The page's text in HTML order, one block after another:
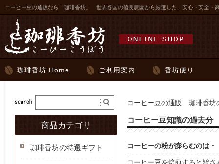
コーヒー豆の通販なら「珈琲香坊」 世界各国の優良農園から厳選した、安心・安全・
珈琲香坊 Home ご利用案内 香坊便り
コーヒー豆の通販 珈琲香坊
コーヒー豆知識の過去分
コーヒーの粉が膨らむのは・
コーヒー豆を焙煎すると皆
商品カテゴリ
珈琲香坊の特選ギフト